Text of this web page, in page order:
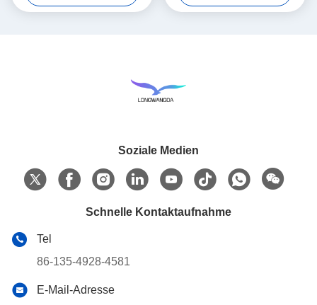
Soziale Medien
Schnelle Kontaktaufnahme
Tel
86-135-4928-4581
E-Mail-Adresse